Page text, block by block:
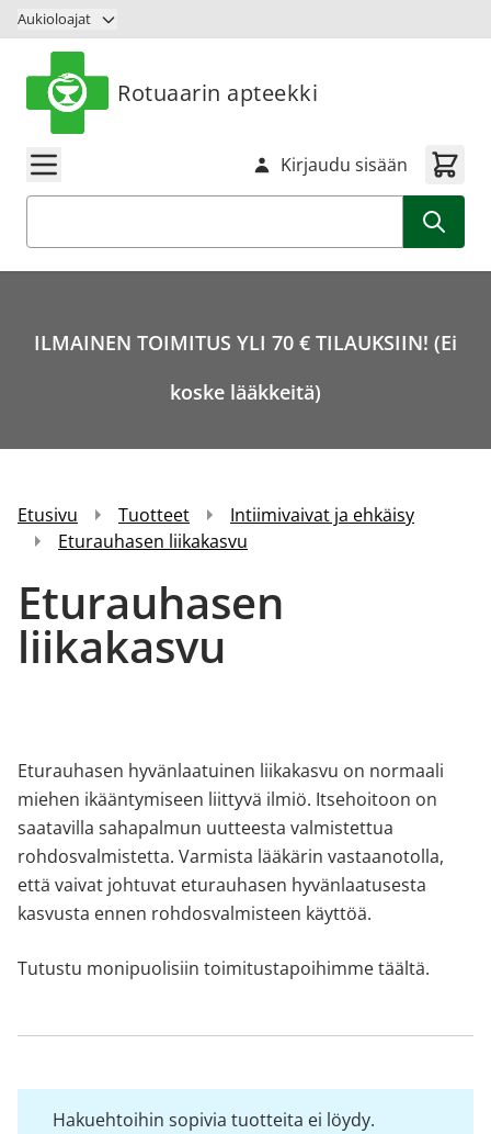
Siirry sisältöön
Aukioloajat
Rotuaarin apteekki
Kirjaudu sisään
ILMAINEN TOIMITUS YLI 70 € TILAUKSIIN! (Ei
koske lääkkeitä)
Etusivu Tuotteet
Intiimivaivat ja ehkäisy
Eturauhasen liikakasvu
Eturauhasen
liikakasvu
Eturauhasen hyvänlaatuinen liikakasvu on normaali
miehen ikääntymiseen liittyvä ilmiö. Itsehoitoon on
saatavilla sahapalmun uutteesta valmistettua
rohdosvalmistetta. Varmista lääkärin vastaanotolla,
että vaivat johtuvat eturauhasen hyvänlaatusesta
kasvusta ennen rohdosvalmisteen käyttöä.
Tutustu monipuolisiin toimitustapoihimmetäältä.
Hakuehtoihin sopivia tuotteita ei löydy.